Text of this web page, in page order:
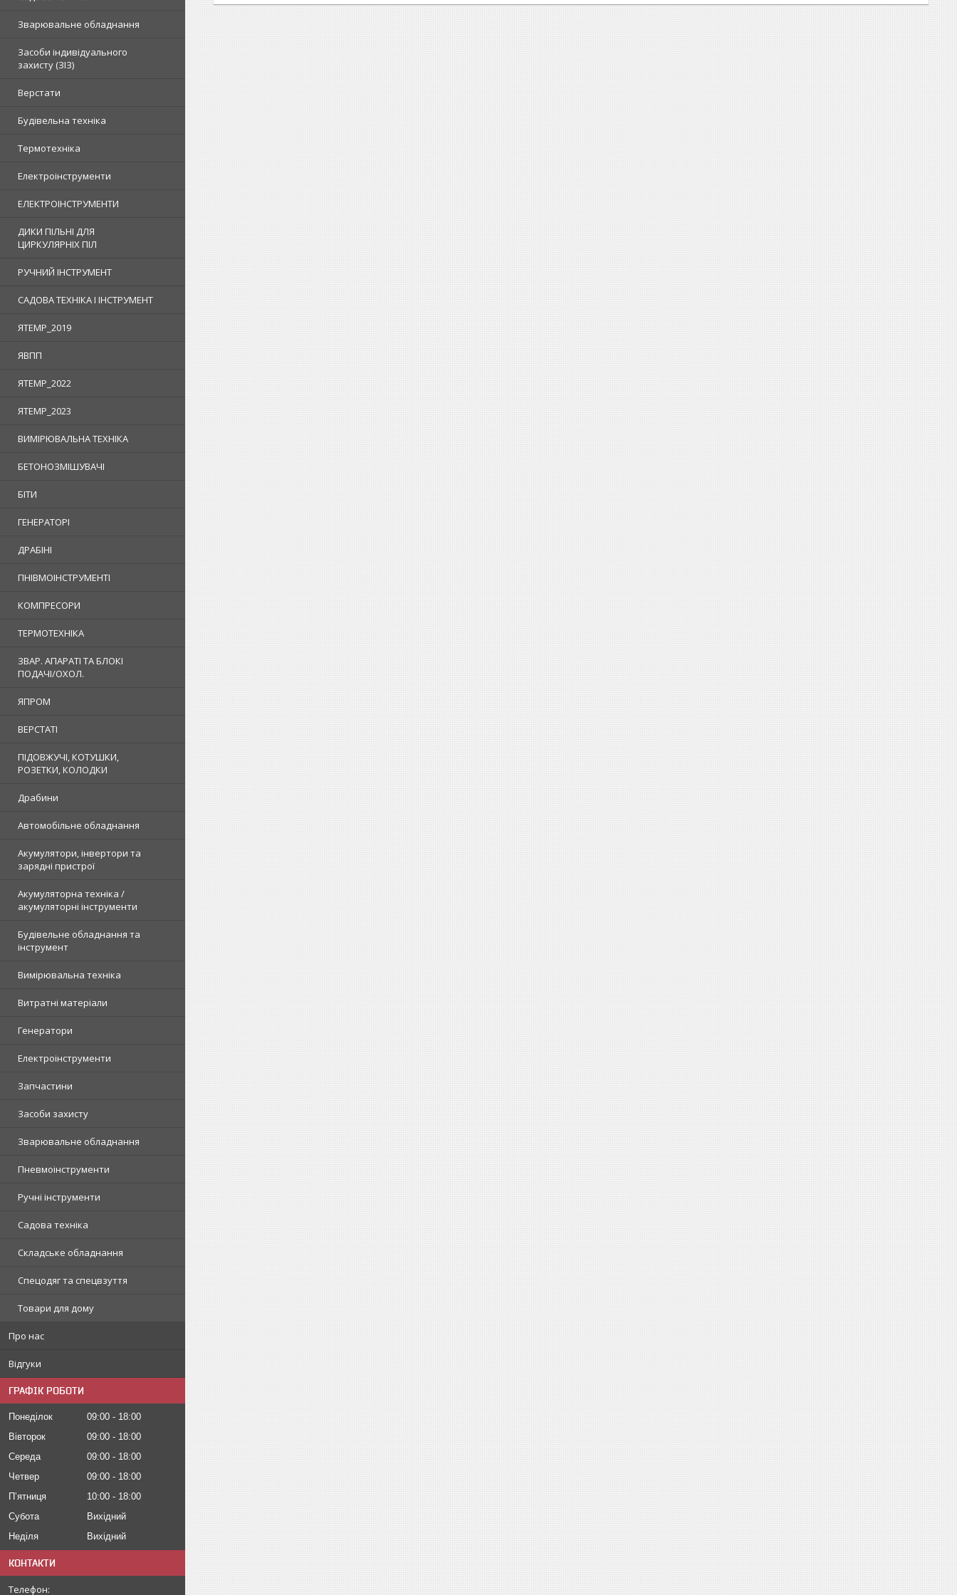
Зварювальне обладнання
Засоби індивідуального
захисту (ЗІЗ)
Верстати
Будівельна техніка
Термотехніка
Електроінструменти
ЕЛЕКТРОІНСТРУМЕНТИ
ДИКИ ПІЛЬНІ ДЛЯ
ЦИРКУЛЯРНІХ ПІЛ
РУЧНИЙ ІНСТРУМЕНТ
САДОВА ТЕХНІКА І ІНСТРУМЕНТ
ЯTEMP_2019
ЯВПП
ЯTEMP_2022
ЯTEMP_2023
ВИМІРЮВАЛЬНА ТЕХНІКА
БЕТОНОЗМІШУВАЧІ
БІТИ
ГЕНЕРАТОРІ
ДРАБІНІ
ПНІВМОІНСТРУМЕНТІ
КОМПРЕСОРИ
ТЕРМОТЕХНІКА
ЗВАР. АПАРАТІ ТА БЛОКІ
ПОДАЧІ/ОХОЛ.
ЯПРОМ
ВЕРСТАТІ
ПІДОВЖУЧІ, КОТУШКИ,
РОЗЕТКИ, КОЛОДКИ
Драбини
Автомобільне обладнання
Акумулятори, інвертори та
зарядні пристрої
Акумуляторна техніка /
акумуляторні інструменти
Будівельне обладнання та
інструмент
Вимірювальна техніка
Витратні матеріали
Генератори
Електроінструменти
Запчастини
Засоби захисту
Зварювальне обладнання
Пневмоінструменти
Ручні інструменти
Садова техніка
Складське обладнання
Спецодяг та спецвзуття
Товари для дому
Про нас
Відгуки
ГРАФІК РОБОТИ
Понеділок 09:00
18:00
Вівторок
09:00
18:00
Середа
09:00
18:00
Четвер
09:00
18:00
Пʼятниця
10:00
18:00
Субота
Вихідний
Неділя
Вихідний
КОНТАКТИ